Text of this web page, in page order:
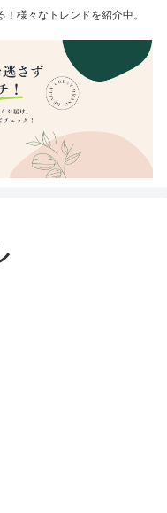
様々なトレンドを紹介中。